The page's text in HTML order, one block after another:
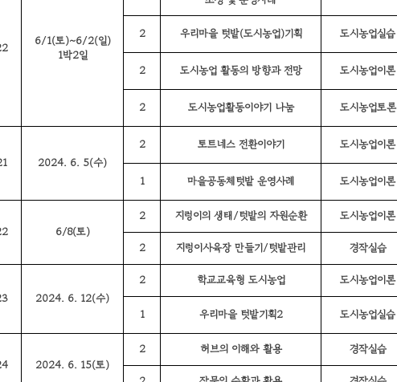
6/1(토)~6/2(일)
1박2일
2 우리마을 텃밭(도시농업)기획 도시농업실습
2 도시농업 활동의 방향과 전망 도시농업이론
2 도시농업활동이야기 나눔 도시농업토론
2024. 6. 5(수)
2 토트네스 전환이야기 도시농업이론
1 마을공동체텃밭 운영사례 도시농업이론
6/8(토)
2 지렁이의 생태/텃밭의 자원순환 도시농업이론
2 지렁이사육장 만들기/텃밭관리 경작실습
2024. 6. 12(수)
2 학교교육형 도시농업 도시농업이론
1 우리마을 텃밭기획2 도시농업실습
2024. 6. 15(토)
2 허브의 이해와 활용 경작실습